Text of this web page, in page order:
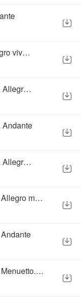
04. Duo in A major D574 - 4. Allegro vivace
05. Sonatina in D major D384 - 1. Allegro molto
Andante
07. Sonatina in D major D384 - 3. Allegro vivace
08. Sonatina in a minor D385 - 1. Allegro moderato
10. Sonatina in a minor D385 - 3. Menuetto. Allegro